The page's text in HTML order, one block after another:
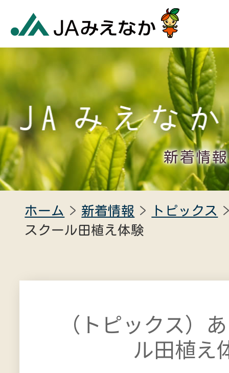
新着情報
ホーム 新着情報
トピックス
スクール田植え体験
（トピックス）
ル田植え